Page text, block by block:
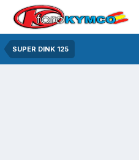
SUPER DINK 125